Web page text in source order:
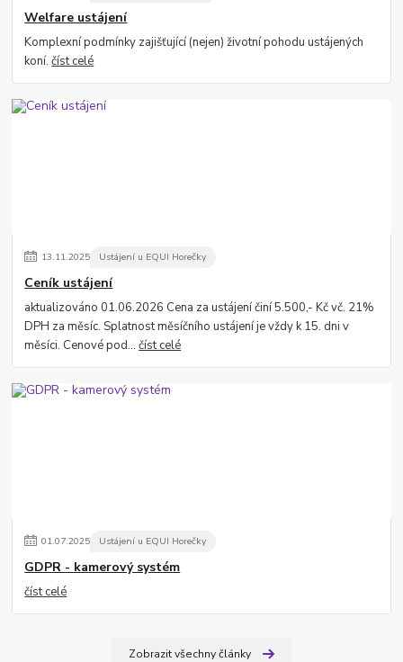
Welfare ustájení
Komplexní podmínky zajišťující (nejen) životní pohodu ustájených
koní.číst celé
13.11.2025 Ustájení u EQUI Horečky
Ceník ustájení
aktualizováno 01.06.2026 Cena za ustájení činí 5.500,- Kč vč. 21%
DPH za měsíc. Splatnost měsíčního ustájení je vždy k 15. dni v
měsíci. Cenové pod...číst celé
01.07.2025 Ustájení u EQUI Horečky
GDPR - kamerový systém
číst celé
Zobrazit všechny články